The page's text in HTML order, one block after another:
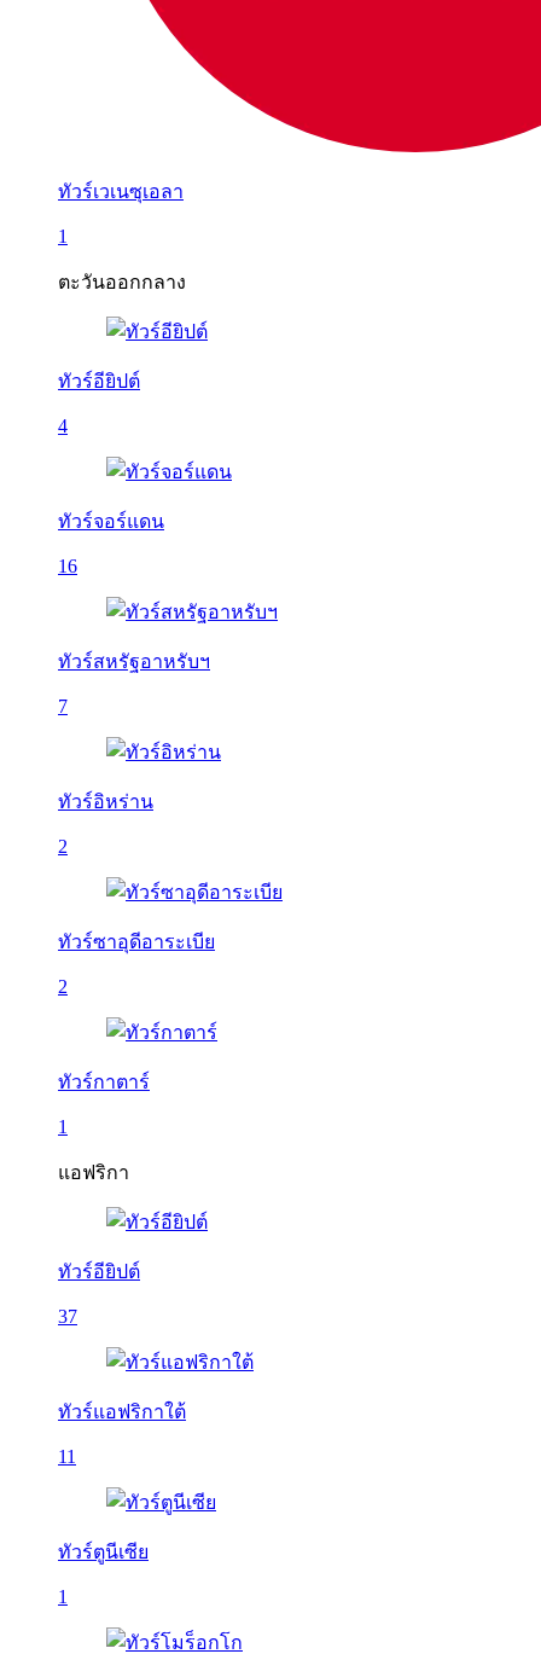
ทัวร์เวเนซุเอลา
1
ตะวันออกกลาง
ทัวร์อียิปต์
4
ทัวร์จอร์แดน
16
ทัวร์สหรัฐอาหรับฯ
7
ทัวร์อิหร่าน
2
ทัวร์ซาอุดีอาระเบีย
2
ทัวร์กาตาร์
1
แอฟริกา
ทัวร์อียิปต์
37
ทัวร์แอฟริกาใต้
11
ทัวร์ตูนีเซีย
1